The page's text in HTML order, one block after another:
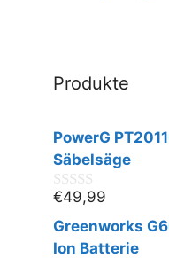
Produkte
PowerG
Säbelsäge
0
v
o
n
€49,99
Greenworks
Ion Batterie